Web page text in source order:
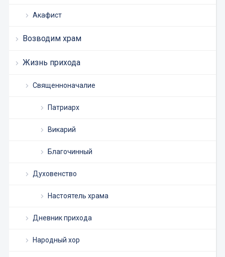
Акафист
Возводим храм
Жизнь прихода
Священноначалие
Патриарх
Викарий
Благочинный
Духовенство
Настоятель храма
Дневник прихода
Народный хор